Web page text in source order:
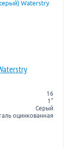
16
1"
Серый
оцинкованная